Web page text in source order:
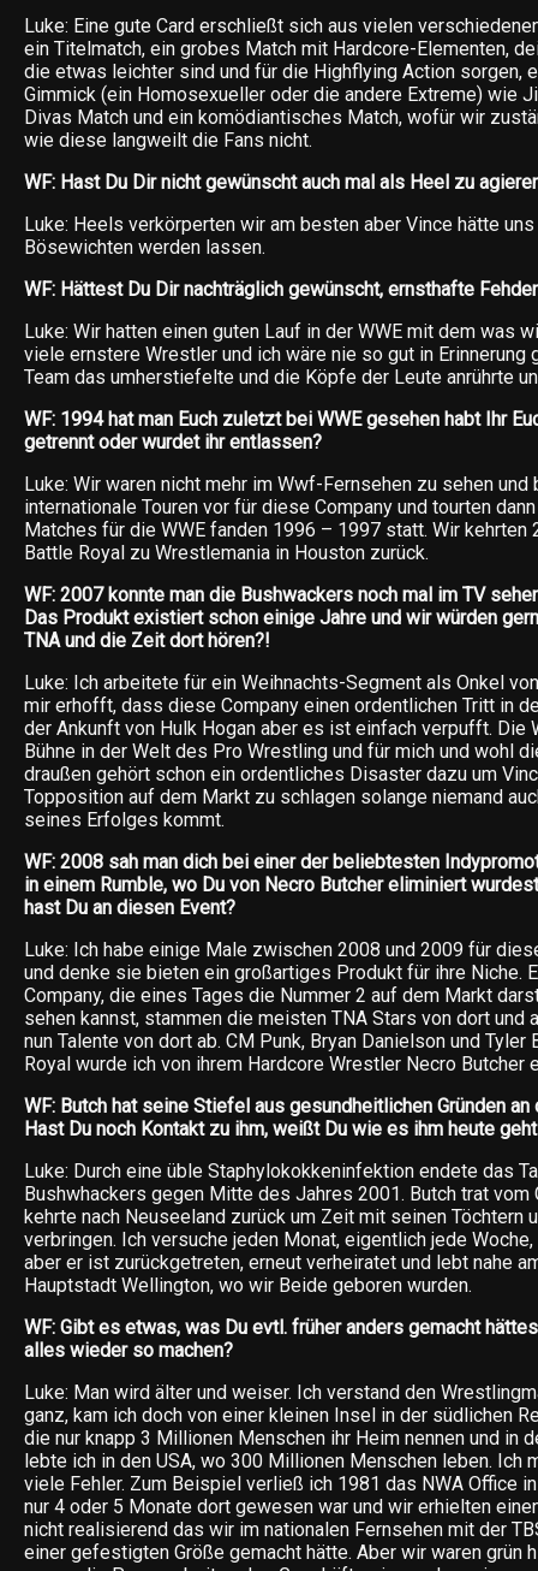
Luke: Eine gute Card erschließt sich aus vielen
ein Titelmatch, ein grobes Match mit Hardcore-Elementen,
die etwas leichter sind und für die Highflying Action sorgen,
Gimmick (ein Homosexueller oder die andere Extreme) wie
Divas Match und ein komödiantisches Match, wofür wir
wie diese langweilt die Fans nicht.
WF: Hast Du Dir nicht gewünscht auch mal als Heel zu
Luke: Heels verkörperten wir am besten aber Vince hätte
Bösewichten werden lassen.
WF: Hättest Du Dir nachträglich gewünscht, ernsthafte
Luke: Wir hatten einen guten Lauf in der WWE mit dem was
viele ernstere Wrestler und ich wäre nie so gut in Erinnerung
Team das umherstiefelte und die Köpfe der Leute anrührte
WF: 1994 hat man Euch zuletzt bei WWE gesehen habt Ihr
getrennt oder wurdet ihr entlassen?
Luke: Wir waren nicht mehr im Wwf-Fernsehen zu sehen
internationale Touren vor für diese Company und tourten
Matches für die WWE fanden 1996 – 1997 statt. Wir kehrten
Battle Royal zu Wrestlemania in Houston zurück.
WF: 2007 konnte man die Bushwackers noch mal im TV
Das Produkt existiert schon einige Jahre und wir würden
TNA und die Zeit dort hören?!
Luke: Ich arbeitete für ein Weihnachts-Segment als Onkel
mir erhofft, dass diese Company einen ordentlichen Tritt in
der Ankunft von Hulk Hogan aber es ist einfach verpufft. Die
Bühne in der Welt des Pro Wrestling und für mich und wohl
draußen gehört schon ein ordentliches Disaster dazu um
Topposition auf dem Markt zu schlagen solange niemand
seines Erfolges kommt.
WF: 2008 sah man dich bei einer der beliebtesten
in einem Rumble, wo Du von Necro Butcher eliminiert
hast Du an diesen Event?
Luke: Ich habe einige Male zwischen 2008 und 2009 für
und denke sie bieten ein großartiges Produkt für ihre Niche.
Company, die eines Tages die Nummer 2 auf dem Markt
sehen kannst, stammen die meisten TNA Stars von dort und
nun Talente von dort ab. CM Punk, Bryan Danielson und
Royal wurde ich von ihrem Hardcore Wrestler Necro Butcher
WF: Butch hat seine Stiefel aus gesundheitlichen Gründen an
Hast Du noch Kontakt zu ihm, weißt Du wie es ihm heute
Luke: Durch eine üble Staphylokokkeninfektion endete das
Bushwhackers gegen Mitte des Jahres 2001. Butch trat vom
kehrte nach Neuseeland zurück um Zeit mit seinen Töchtern
verbringen. Ich versuche jeden Monat, eigentlich jede
aber er ist zurückgetreten, erneut verheiratet und lebt nahe
Hauptstadt Wellington, wo wir Beide geboren wurden.
WF: Gibt es etwas, was Du evtl. früher anders gemacht
alles wieder so machen?
Luke: Man wird älter und weiser. Ich verstand den
ganz, kam ich doch von einer kleinen Insel in der südlichen
die nur knapp 3 Millionen Menschen ihr Heim nennen und in
lebte ich in den USA, wo 300 Millionen Menschen leben. Ich
viele Fehler. Zum Beispiel verließ ich 1981 das NWA Office
nur 4 oder 5 Monate dort gewesen war und wir erhielten
nicht realisierend das wir im nationalen Fernsehen mit der
einer gefestigten Größe gemacht hätte. Aber wir waren grün